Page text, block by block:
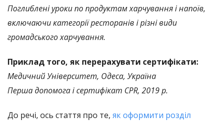
Поглиблені уроки по продуктам харчування і напоїв,
включаючи категорії ресторанів і різні види
громадського харчування.
Приклад того, як перерахувати сертифікати:
Медичний Університет, Одеса, Україна
Перша допомога і сертифікат CPR, 2019 р.
До речі, ось стаття про те, як оформити розділ